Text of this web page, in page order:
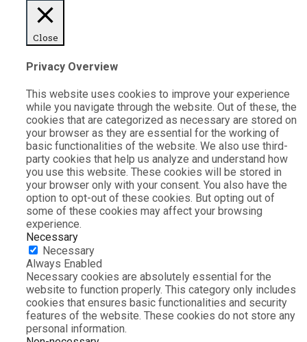
Close
Privacy Overview
This website uses cookies to improve your experience
while you navigate through the website. Out of these, the
cookies that are categorized as necessary are stored on
your browser as they are essential for the working of
basic functionalities of the website. We also use third-
party cookies that help us analyze and understand how
you use this website. These cookies will be stored in
your browser only with your consent. You also have the
option to opt-out of these cookies. But opting out of
some of these cookies may affect your browsing
experience.
Necessary
Necessary
Always Enabled
Necessary cookies are absolutely essential for the
website to function properly. This category only includes
cookies that ensures basic functionalities and security
features of the website. These cookies do not store any
personal information.